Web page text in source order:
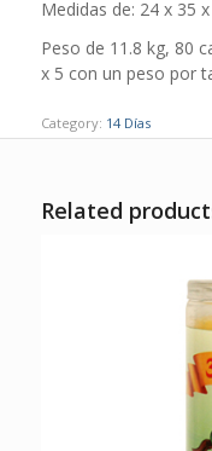
Medidas de: 24 x 35
Peso de 11.8 kg, 80
x 5 con un peso por
Category: 14 Días
Related